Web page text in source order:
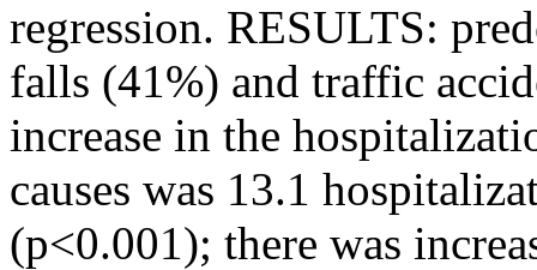
regression. RESULTS:
falls (41%) and traffic
increase in the
causes was 13.1
(p<0.001); there was